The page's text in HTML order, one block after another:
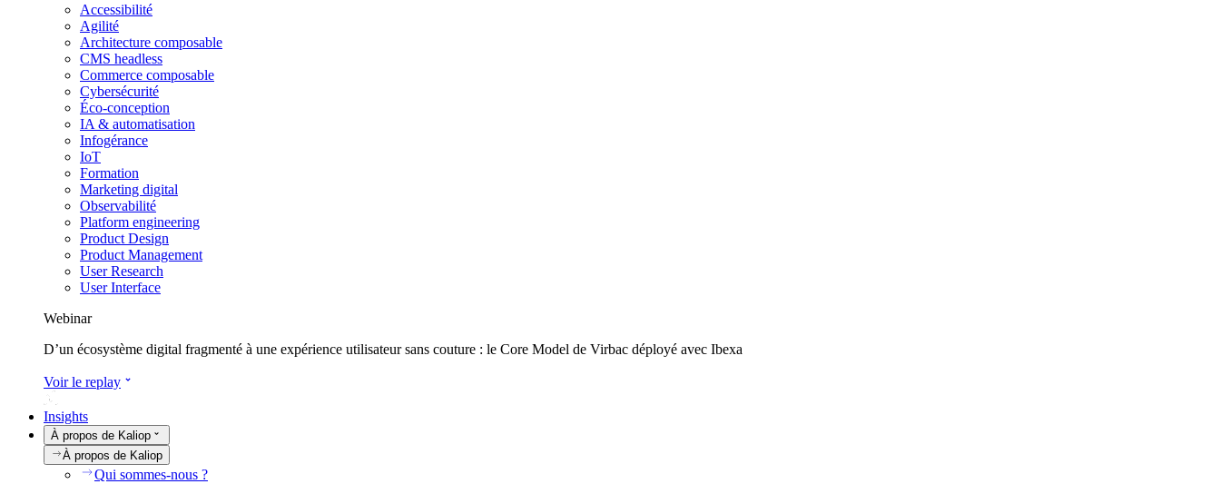
Accessibilité
Agilité
Architecture composable
CMS headless
Commerce composable
Cybersécurité
Éco-conception
IA & automatisation
Infogérance
IoT
Formation
Marketing digital
Observabilité
Platform engineering
Product Design
Product Management
User Research
User Interface
Webinar
D’un écosystème digital fragmenté à une expérience utilisateur sans couture : le Core Model de Virbac déployé avec Ibexa
Voir le replay
Insights
À propos de Kaliop
À propos de Kaliop
Qui sommes-nous ?